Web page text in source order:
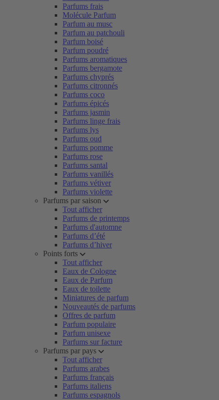
Parfums frais
Molécule Parfum
Parfum au musc
Parfum au patchouli
Parfum boisé
Parfum poudré
Parfums aromatiques
Parfums bergamote
Parfums chyprés
Parfums citronnés
Parfums coco
Parfums épicés
Parfums jasmin
Parfums linge frais
Parfums lys
Parfums oud
Parfums pomme
Parfums rose
Parfums santal
Parfums vanillés
Parfums vétiver
Parfums violette
Parfums par saison
Tout afficher
Parfums de printemps
Parfums d'automne
Parfums d’été
Parfums d’hiver
Points forts
Tout afficher
Eaux de Cologne
Eaux de Parfum
Eaux de toilette
Miniatures de parfum
Nouveautés de parfums
Offres de parfum
Parfum populaire
Parfum unisexe
Parfums sur facture
Parfums par pays
Tout afficher
Parfums arabes
Parfums français
Parfums italiens
Parfums espagnols